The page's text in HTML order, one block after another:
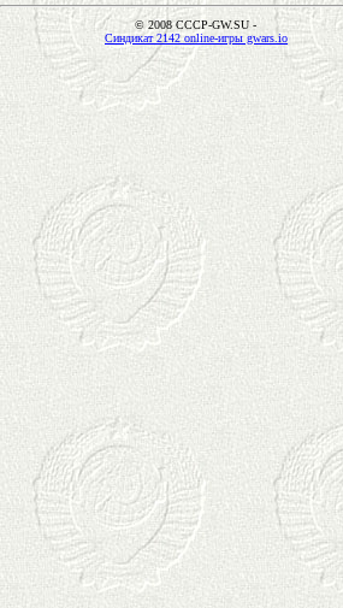
© 2008 CCCP-GW.SU -
Синдикат 2142 online-игры gwars.io